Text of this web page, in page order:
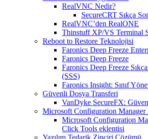
RealVNC Nedir?
SecureCRT Sıkça
RealVNC’den RealONE
Thinstuff XP/VS Terminal
Reboot to Restore Teknolojisi
Faronics Deep Freeze
Faronics Deep Freeze
Faronics Deep Freeze
(SSS)
Faronics Insight: Sınıf
Güvenli Dosya Transferi
VanDyke SecureFX:
Microsoft Configuration Manager
Microsoft Configuration
Click Tools eklentisi
Yazılım Tedarik Zinciri Çözümü